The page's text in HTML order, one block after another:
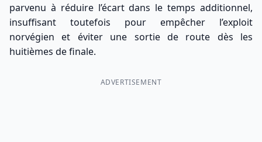
parvenu à réduire l’écart dans le temps additionnel,
insuffisant toutefois pour empêcher l’exploit
norvégien et éviter une sortie de route dès les
huitièmes de finale.
ADVERTISEMENT